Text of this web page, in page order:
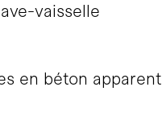
vaisselle
en béton apparent